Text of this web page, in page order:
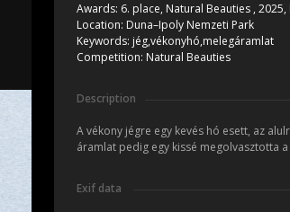
Awards: 6. place, Natural Beauties , 2025,
Location: Duna–Ipoly Nemzeti Park
Keywords: jég,vékonyhó,melegáramlat
Competition: Natural Beauties
Description
A vékony jégre egy kevés hó esett, az
áramlat pedig egy kissé megolvasztotta
Exif data